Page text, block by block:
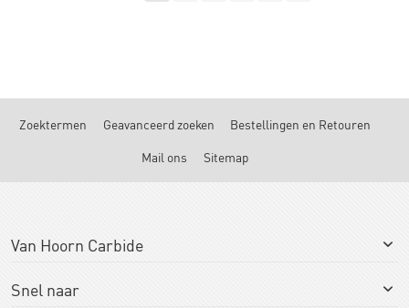
Zoektermen Geavanceerd zoeken
Bestellingen en Retouren
Mail ons
Sitemap
Van Hoorn Carbide
Snel naar